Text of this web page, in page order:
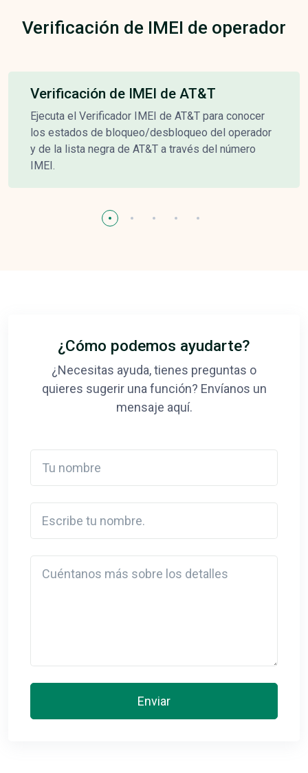
Verificación de IMEI de operador
Verificación de IMEI de AT&T
Ejecuta el Verificador IMEI de AT&T para conocer
los estados de bloqueo/desbloqueo del operador
y de la lista negra de AT&T a través del número
IMEI.
¿Cómo podemos ayudarte?
¿Necesitas ayuda, tienes preguntas o
quieres sugerir una función? Envíanos un
mensaje aquí.
Enviar